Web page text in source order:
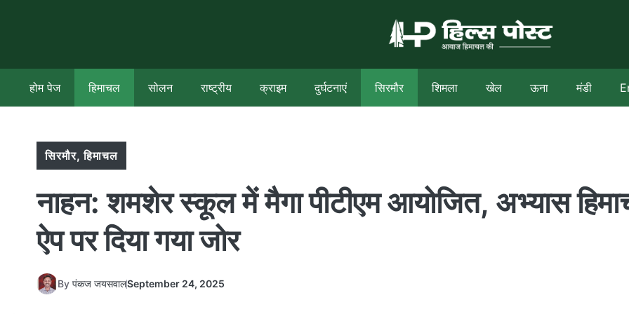
होम पेज हिमाचल सोलन राष्ट्रीय क्राइम दुर्घटनाएं सिरमौर शिमला खेल ऊना मंडी
सिरमौर,हिमाचल
नाहन: शमशेर स्कूल में मैगा पीटीएम आयोजित, अभ्यास
ऐप पर दिया गया जोर
By पंकज जयसवालSeptember 24, 2025